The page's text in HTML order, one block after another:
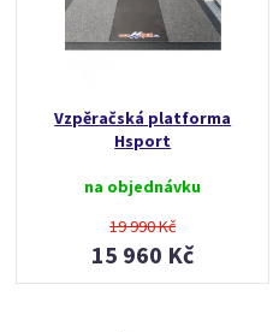
Vzpěračská platforma
Hsport
na objednávku
19 990 Kč
15 960 Kč